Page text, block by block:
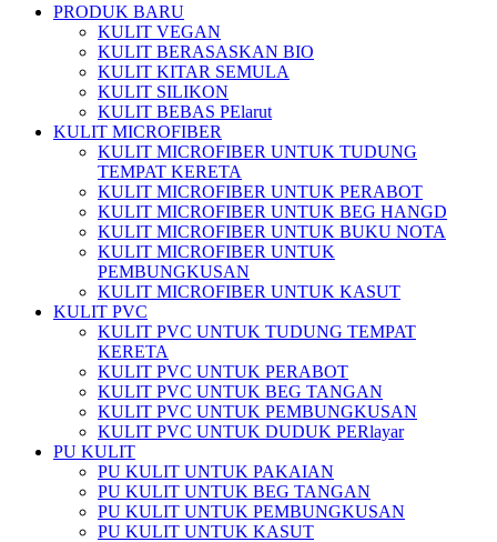
PRODUK BARU
KULIT VEGAN
KULIT BERASASKAN BIO
KULIT KITAR SEMULA
KULIT SILIKON
KULIT BEBAS PElarut
KULIT MICROFIBER
KULIT MICROFIBER UNTUK TUDUNG
TEMPAT KERETA
KULIT MICROFIBER UNTUK PERABOT
KULIT MICROFIBER UNTUK BEG HANGD
KULIT MICROFIBER UNTUK BUKU NOTA
KULIT MICROFIBER UNTUK
PEMBUNGKUSAN
KULIT MICROFIBER UNTUK KASUT
KULIT PVC
KULIT PVC UNTUK TUDUNG TEMPAT
KERETA
KULIT PVC UNTUK PERABOT
KULIT PVC UNTUK BEG TANGAN
KULIT PVC UNTUK PEMBUNGKUSAN
KULIT PVC UNTUK DUDUK PERlayar
PU KULIT
PU KULIT UNTUK PAKAIAN
PU KULIT UNTUK BEG TANGAN
PU KULIT UNTUK PEMBUNGKUSAN
PU KULIT UNTUK KASUT